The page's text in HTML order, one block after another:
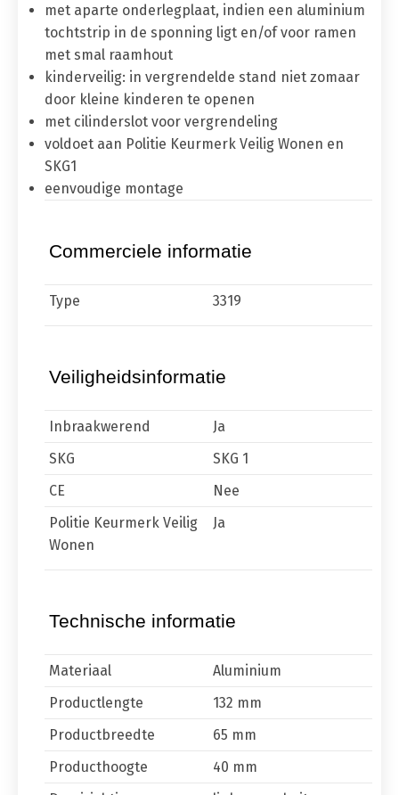
met aparte onderlegplaat, indien een aluminium
tochtstrip in de sponning ligt en/of voor ramen
met smal raamhout
kinderveilig: in vergrendelde stand niet zomaar
door kleine kinderen te openen
met cilinderslot voor vergrendeling
voldoet aan Politie Keurmerk Veilig Wonen en
SKG1
eenvoudige montage
Commerciele informatie
Type 3319
Veiligheidsinformatie
Inbraakwerend
Ja
SKG
SKG 1
CE
Nee
Politie Keurmerk Veilig
Wonen
Ja
Technische informatie
Materiaal
Aluminium
Productlengte
132 mm
Productbreedte
65 mm
Producthoogte
40 mm